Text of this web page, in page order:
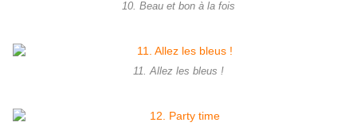
10. Beau et bon à la fois
11. Allez les bleus !